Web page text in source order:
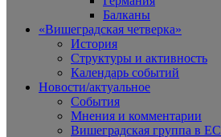
Балканы
«Вишеградская четверка»
История
Структуры и активность
Календарь событий
Новости/актуальное
События
Мнения и комментарии
Вишеградская группа в ЕС